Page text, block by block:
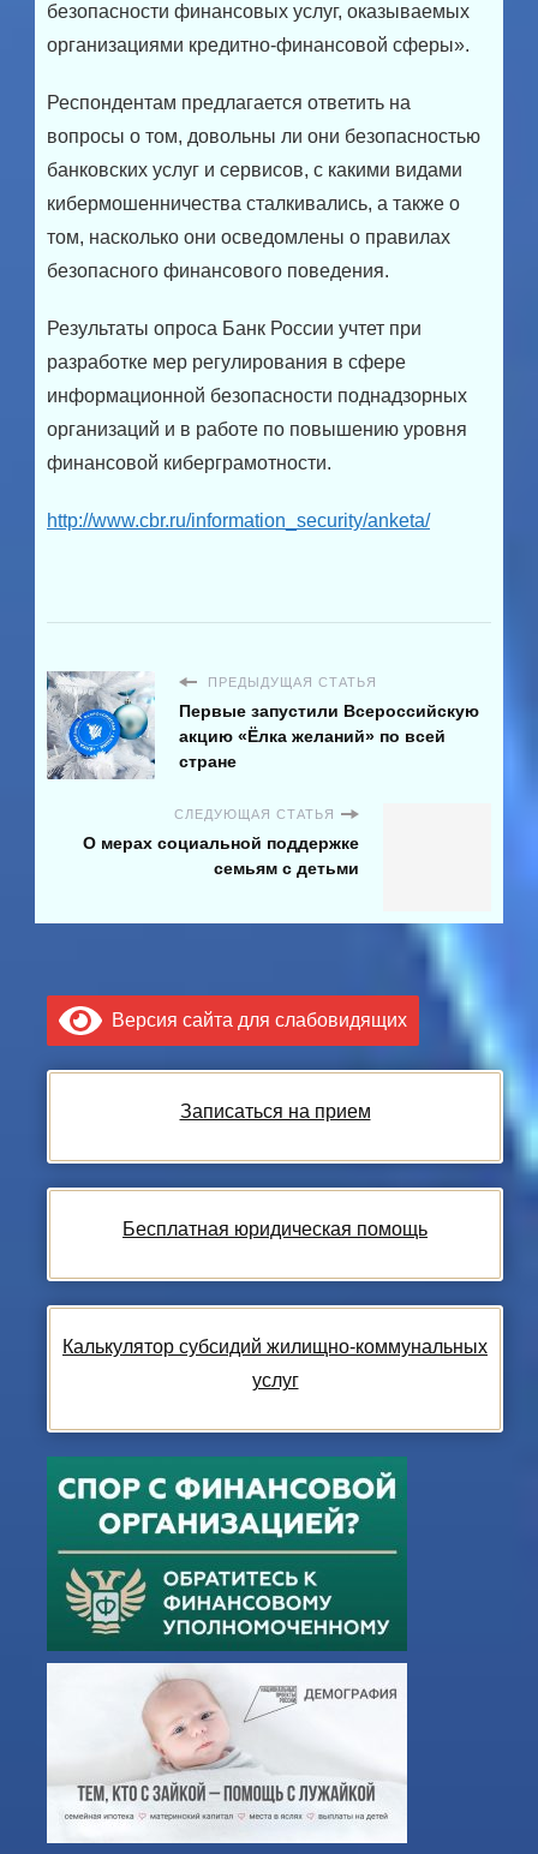
безопасности финансовых услуг, оказываемых
организациями кредитно-финансовой сферы».
Респондентам предлагается ответить на
вопросы о том, довольны ли они безопасностью
банковских услуг и сервисов, с какими видами
кибермошенничества сталкивались, а также о
том, насколько они осведомлены о правилах
безопасного финансового поведения.
Результаты опроса Банк России учтет при
разработке мер регулирования в сфере
информационной безопасности поднадзорных
организаций и в работе по повышению уровня
финансовой киберграмотности.
http://www.cbr.ru/information_security/anketa/
ПРЕДЫДУЩАЯ СТАТЬЯ
Первые запустили Всероссийскую
акцию «Ёлка желаний» по всей
стране
СЛЕДУЮЩАЯ СТАТЬЯ
О мерах социальной поддержке
семьям с детьми
Версия сайта для слабовидящих
Записаться на прием
Бесплатная юридическая помощь
Калькулятор субсидий жилищно-коммунальных
услуг